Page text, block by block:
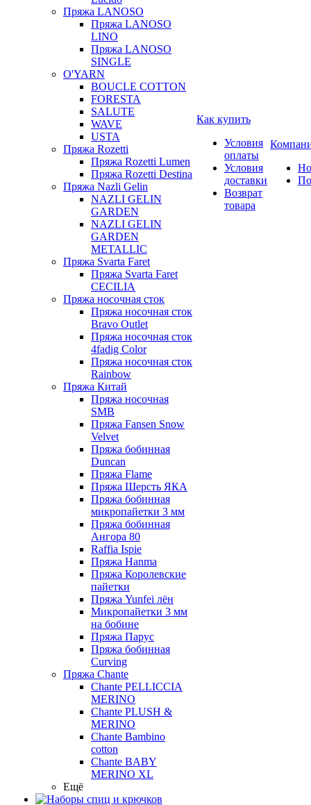
Пряжа LANOSO
Пряжа LANOSO
LINO
Пряжа LANOSO
SINGLE
O'YARN
BOUCLE COTTON
FORESTA
SALUTE
WAVE
USTA
Пряжа Rozetti
Пряжа Rozetti Lumen
Пряжа Rozetti Destina
Пряжа Nazli Gelin
NAZLI GELIN
GARDEN
NAZLI GELIN
GARDEN
METALLIC
Пряжа Svarta Faret
Пряжа Svarta Faret
CECILIA
Пряжа носочная сток
Пряжа носочная сток
Bravo Outlet
Пряжа носочная сток
4fadig Color
Пряжа носочная сток
Rainbow
Пряжа Китай
Пряжа носочная
SMB
Пряжа Fansen Snow
Velvet
Пряжа бобинная
Duncan
Пряжа Flame
Пряжа Шерсть ЯКА
Пряжа бобинная
микропайетки 3 мм
Пряжа бобинная
Ангора 80
Raffia Ispie
Пряжа Hanma
Пряжа Королевские
пайетки
Пряжа Yunfei лён
Микропайетки 3 мм
на бобине
Пряжа Парус
Пряжа бобинная
Curving
Пряжа Chante
Chante PELLICCIA
MERINO
Chante PLUSH &
MERINO
Chante Bambino
cotton
Chante BABY
MERINO XL
Ещё
Как купить
Условия
оплаты
Условия
доставки
Возврат
товара